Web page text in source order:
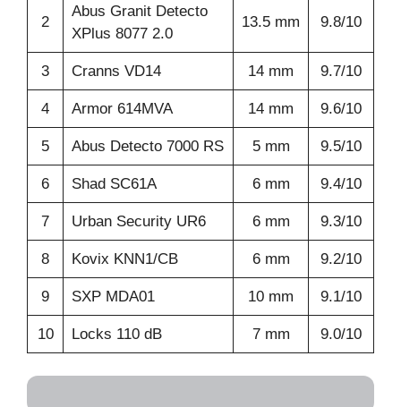
2
Abus Granit Detecto
XPlus 8077 2.0
13.5 mm 9.8/10
3 Cranns VD14 14 mm 9.7/10
4 Armor 614MVA 14 mm 9.6/10
5 Abus Detecto 7000 RS 5 mm 9.5/10
6 Shad SC61A 6 mm 9.4/10
7 Urban Security UR6 6 mm 9.3/10
8 Kovix KNN1/CB 6 mm 9.2/10
9 SXP MDA01 10 mm 9.1/10
10 Locks 110 dB 7 mm 9.0/10